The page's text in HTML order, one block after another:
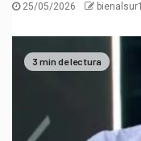
25/05/2026 bienalsur1
3 min de lectura